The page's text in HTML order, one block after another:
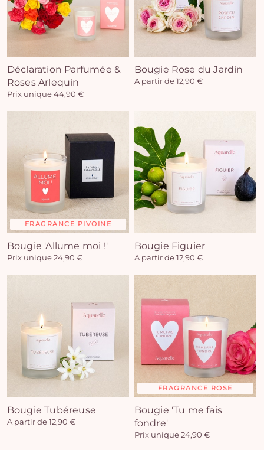
Déclaration Parfumée &
Roses Arlequin
Prix unique 44,90 €
Bougie Rose du Jardin
A partir de 12,90 €
FRAGRANCE PIVOINE
Bougie 'Allume moi !'
Prix unique 24,90 €
Bougie Figuier
A partir de 12,90 €
Bougie Tubéreuse
A partir de 12,90 €
FRAGRANCE ROSE
Bougie 'Tu me fais
fondre'
Prix unique 24,90 €